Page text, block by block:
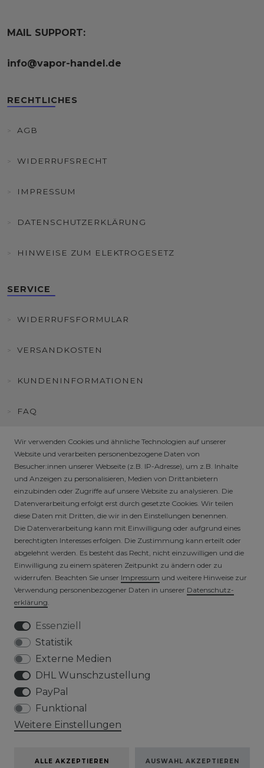
MAIL SUPPORT:
info@vapor-handel.de
RECHTLICHES
AGB
WIDERRUFSRECHT
IMPRESSUM
DATENSCHUTZERKLÄRUNG
HINWEISE ZUM ELEKTROGESETZ
SERVICE
WIDERRUFSFORMULAR
VERSANDKOSTEN
KUNDENINFORMATIONEN
FAQ
HÄNDLER / B2B SHOP
SICHERE ZAHLARTEN
VERSICHERTER VERSAND
Wir verwenden Cookies und ähnliche Technologien auf unserer
Website und verarbeiten personenbezogene Daten von
Besucher:innen unserer Webseite (z.B. IP-Adresse), um z.B. Inhalte
und Anzeigen zu personalisieren, Medien von Drittanbietern
einzubinden oder Zugriffe auf unsere Website zu analysieren. Die
Datenverarbeitung erfolgt erst durch gesetzte Cookies. Wir teilen
diese Daten mit Dritten, die wir in den Einstellungen benennen.
Die Datenverarbeitung kann mit Einwilligung oder aufgrund eines
berechtigten Interesses erfolgen. Die Zustimmung kann erteilt oder
abgelehnt werden. Es besteht das Recht, nicht einzuwilligen und die
Einwilligung zu einem späteren Zeitpunkt zu ändern oder zu
widerrufen. Beachten Sie unser Impressum und weitere Hinweise zur
Verwendung personenbezogener Daten in unserer Daten­schutz­
erklärung.
Essenziell
Statistik
Externe Medien
DHL Wunschzustellung
PayPal
Funktional
Weitere Einstellungen
ALLE AKZEPTIEREN AUSWAHL AKZEPTIEREN